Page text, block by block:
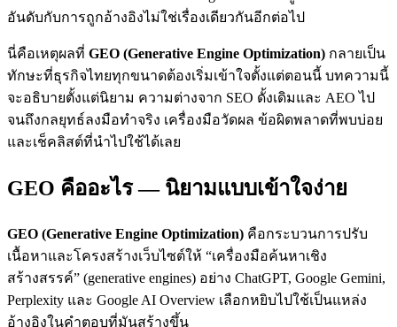
อันดับกับการถูกอ้างอิงไม่ใช่เรื่องเดียวกันอีกต่อไป
นี่คือเหตุผลที่ GEO (Generative Engine Optimization) กลายเป็น
ทักษะที่ธุรกิจไทยทุกขนาดต้องเริ่มเข้าใจตั้งแต่ตอนนี้ บทความนี้
จะอธิบายตั้งแต่นิยาม ความต่างจาก SEO ดั้งเดิมและ AEO ไป
จนถึงกลยุทธ์ลงมือทำจริง เครื่องมือวัดผล ข้อผิดพลาดที่พบบ่อย
และเช็คลิสต์ที่นำไปใช้ได้เลย
GEO คืออะไร — นิยามแบบเข้าใจง่าย
GEO (Generative Engine Optimization) คือกระบวนการปรับ
เนื้อหาและโครงสร้างเว็บไซต์ให้ “เครื่องมือค้นหาเชิง
สร้างสรรค์” (generative engines) อย่าง ChatGPT, Google Gemini,
Perplexity และ Google AI Overview เลือกหยิบไปใช้เป็นแหล่ง
อ้างอิงในคำตอบที่มันสร้างขึ้น